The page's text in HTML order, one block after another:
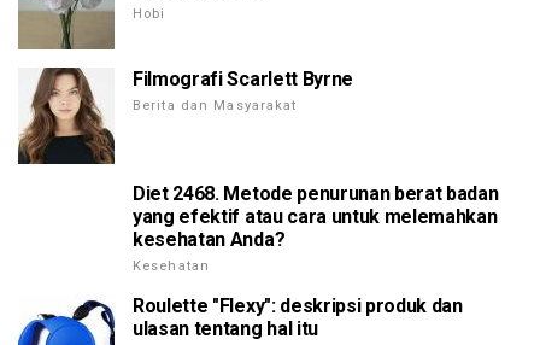
Hobi
Filmografi Scarlett Byrne
Berita dan Masyarakat
Diet 2468. Metode penurunan berat badan
yang efektif atau cara untuk melemahkan
kesehatan Anda?
Kesehatan
Roulette "Flexy": deskripsi produk dan
ulasan tentang hal itu